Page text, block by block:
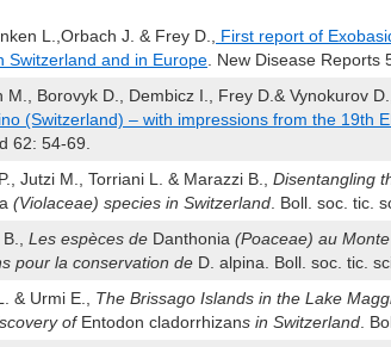
L.,Orbach J. & Frey D.,
First report of
Switzerland and in Europe . New Disease Reports
Borovyk D., Dembicz I., Frey D.& Vynokurov D.,
(Switzerland) – with impressions from the 19th
62: 54-69.
Jutzi M., Torriani L. & Marazzi B.,
Disentangling
(Violaceae) species in Switzerland . Boll. soc. tic.
Les espèces de Danthonia (Poaceae) au
pour la conservation de D. alpina. Boll. soc. tic.
& Urmi E., The Brissago Islands in the Lake
of Entodon cladorrhizans in Switzerland .